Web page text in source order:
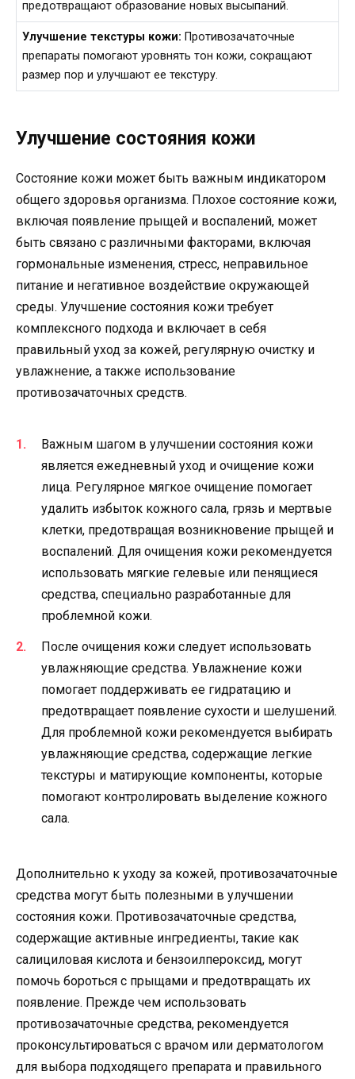
предотвращают образование новых высыпаний.
Улучшение текстуры кожи: Противозачаточные
препараты помогают уровнять тон кожи, сокращают
размер пор и улучшают ее текстуру.
Улучшение состояния кожи
Состояние кожи может быть важным индикатором
общего здоровья организма. Плохое состояние кожи,
включая появление прыщей и воспалений, может
быть связано с различными факторами, включая
гормональные изменения, стресс, неправильное
питание и негативное воздействие окружающей
среды. Улучшение состояния кожи требует
комплексного подхода и включает в себя
правильный уход за кожей, регулярную очистку и
увлажнение, а также использование
противозачаточных средств.
Важным шагом в улучшении состояния кожи
является ежедневный уход и очищение кожи
лица. Регулярное мягкое очищение помогает
удалить избыток кожного сала, грязь и мертвые
клетки, предотвращая возникновение прыщей и
воспалений. Для очищения кожи рекомендуется
использовать мягкие гелевые или пенящиеся
средства, специально разработанные для
проблемной кожи.
После очищения кожи следует использовать
увлажняющие средства. Увлажнение кожи
помогает поддерживать ее гидратацию и
предотвращает появление сухости и шелушений.
Для проблемной кожи рекомендуется выбирать
увлажняющие средства, содержащие легкие
текстуры и матирующие компоненты, которые
помогают контролировать выделение кожного
сала.
Дополнительно к уходу за кожей, противозачаточные
средства могут быть полезными в улучшении
состояния кожи. Противозачаточные средства,
содержащие активные ингредиенты, такие как
салициловая кислота и бензоилпероксид, могут
помочь бороться с прыщами и предотвращать их
появление. Прежде чем использовать
противозачаточные средства, рекомендуется
проконсультироваться с врачом или дерматологом
для выбора подходящего препарата и правильного